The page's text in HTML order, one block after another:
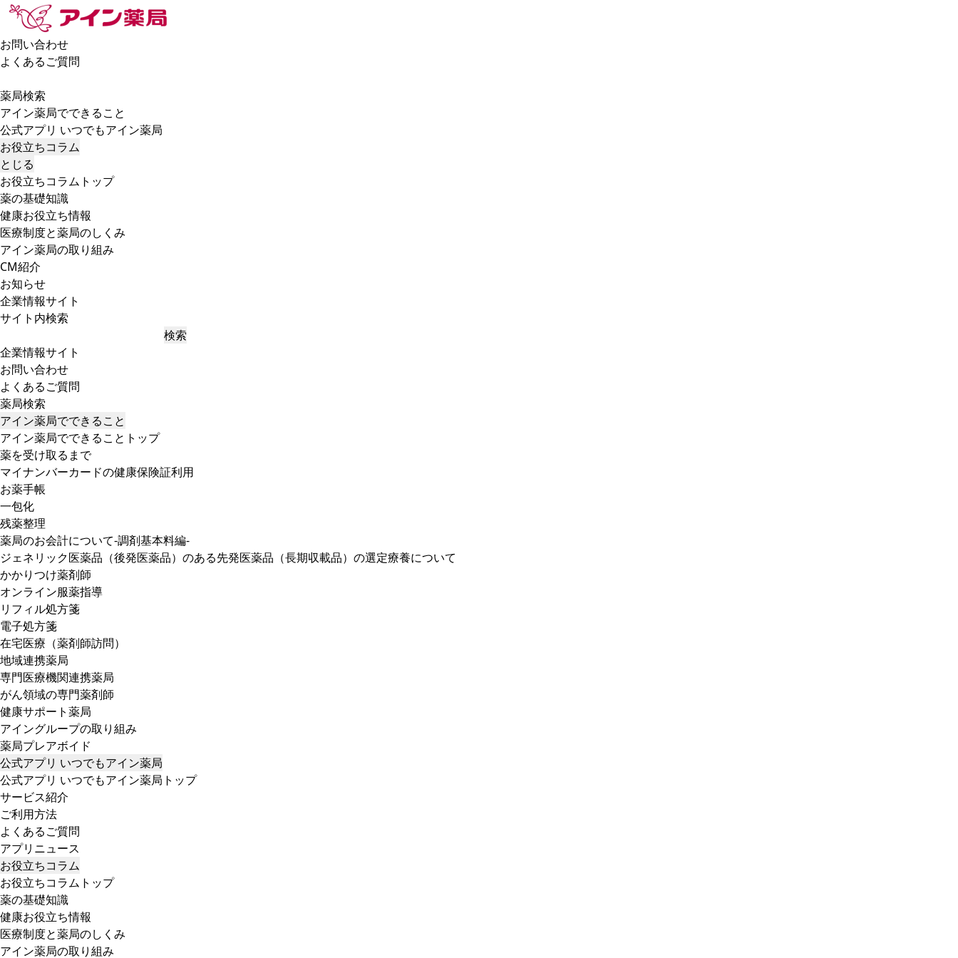
お問い合わせ
よくあるご質問
薬局検索
アイン薬局でできること
公式アプリ いつでもアイン薬局
お役立ちコラム
とじる
お役立ちコラムトップ
薬の基礎知識
健康お役立ち情報
医療制度と薬局のしくみ
アイン薬局の取り組み
CM紹介
お知らせ
企業情報サイト
サイト内検索
検索
企業情報サイト
お問い合わせ
よくあるご質問
薬局検索
アイン薬局でできること
アイン薬局でできることトップ
薬を受け取るまで
マイナンバーカードの健康保険証利用
お薬手帳
一包化
残薬整理
薬局のお会計について-調剤基本料編-
ジェネリック医薬品（後発医薬品）のある先発医薬品（長期収載品）の選定療養について
かかりつけ薬剤師
オンライン服薬指導
リフィル処方箋
電子処方箋
在宅医療（薬剤師訪問）
地域連携薬局
専門医療機関連携薬局
がん領域の専門薬剤師
健康サポート薬局
アイングループの取り組み
薬局プレアボイド
公式アプリ いつでもアイン薬局
公式アプリ いつでもアイン薬局トップ
サービス紹介
ご利用方法
よくあるご質問
アプリニュース
お役立ちコラム
お役立ちコラムトップ
薬の基礎知識
健康お役立ち情報
医療制度と薬局のしくみ
アイン薬局の取り組み